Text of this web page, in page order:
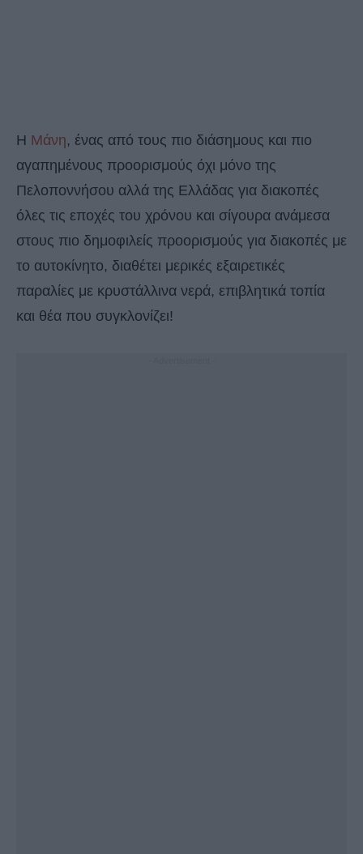
Η Μάνη, ένας από τους πιο διάσημους και πιο
αγαπημένους προορισμούς όχι μόνο της
Πελοποννήσου αλλά της Ελλάδας για διακοπές
όλες τις εποχές του χρόνου και σίγουρα ανάμεσα
στους πιο δημοφιλείς προορισμούς για διακοπές με
το αυτοκίνητο, διαθέτει μερικές εξαιρετικές
παραλίες με κρυστάλλινα νερά, επιβλητικά τοπία
και θέα που συγκλονίζει!